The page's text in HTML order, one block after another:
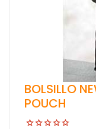
BOLSILLO
POUCH